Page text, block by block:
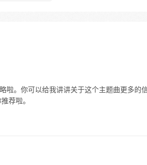
啦。你可以给我讲讲关于这个主题曲更多的
荐啦。